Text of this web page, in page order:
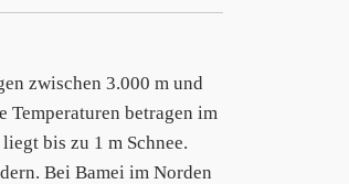
zwischen 3.000 m und
Temperaturen betragen im
bis zu 1 m Schnee.
Bei Bamei im Norden